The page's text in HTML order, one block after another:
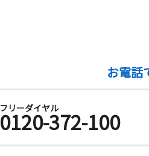
お電話
フリーダイヤル
0120-372-100